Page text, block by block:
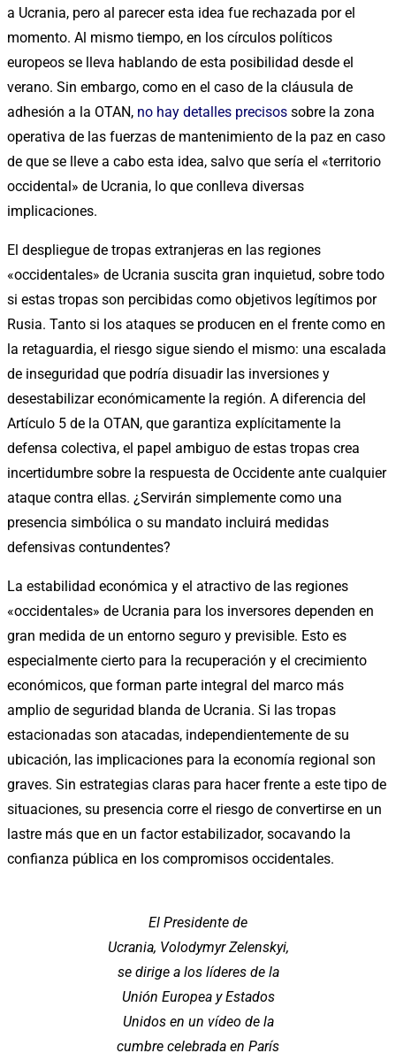
a Ucrania, pero al parecer esta idea fue rechazada por el
momento. Al mismo tiempo, en los círculos políticos
europeos se lleva hablando de esta posibilidad desde el
verano. Sin embargo, como en el caso de la cláusula de
adhesión a la OTAN, no hay detalles precisos sobre la zona
operativa de las fuerzas de mantenimiento de la paz en caso
de que se lleve a cabo esta idea, salvo que sería el «territorio
occidental» de Ucrania, lo que conlleva diversas
implicaciones.
El despliegue de tropas extranjeras en las regiones
«occidentales» de Ucrania suscita gran inquietud, sobre todo
si estas tropas son percibidas como objetivos legítimos por
Rusia. Tanto si los ataques se producen en el frente como en
la retaguardia, el riesgo sigue siendo el mismo: una escalada
de inseguridad que podría disuadir las inversiones y
desestabilizar económicamente la región. A diferencia del
Artículo 5 de la OTAN, que garantiza explícitamente la
defensa colectiva, el papel ambiguo de estas tropas crea
incertidumbre sobre la respuesta de Occidente ante cualquier
ataque contra ellas. ¿Servirán simplemente como una
presencia simbólica o su mandato incluirá medidas
defensivas contundentes?
La estabilidad económica y el atractivo de las regiones
«occidentales» de Ucrania para los inversores dependen en
gran medida de un entorno seguro y previsible. Esto es
especialmente cierto para la recuperación y el crecimiento
económicos, que forman parte integral del marco más
amplio de seguridad blanda de Ucrania. Si las tropas
estacionadas son atacadas, independientemente de su
ubicación, las implicaciones para la economía regional son
graves. Sin estrategias claras para hacer frente a este tipo de
situaciones, su presencia corre el riesgo de convertirse en un
lastre más que en un factor estabilizador, socavando la
confianza pública en los compromisos occidentales.
El Presidente de
Ucrania, Volodymyr Zelenskyi,
se dirige a los líderes de la
Unión Europea y Estados
Unidos en un vídeo de la
cumbre celebrada en París